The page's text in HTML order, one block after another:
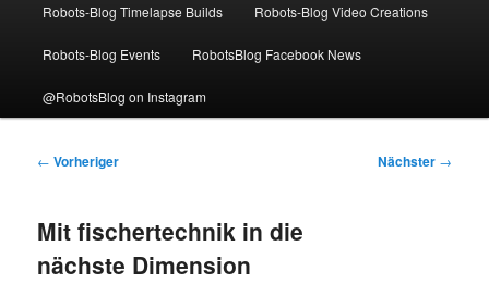
Robots-Blog Timelapse Builds Robots-Blog Video Creations
Robots-Blog Events RobotsBlog Facebook News
@RobotsBlog on Instagram
Beitragsnavigation
← Vorheriger Nächster →
Mit fischertechnik in die
nächste Dimension